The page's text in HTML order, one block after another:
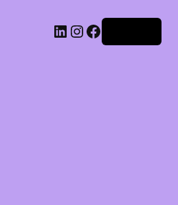
LinkedIn
Instagram
Facebook